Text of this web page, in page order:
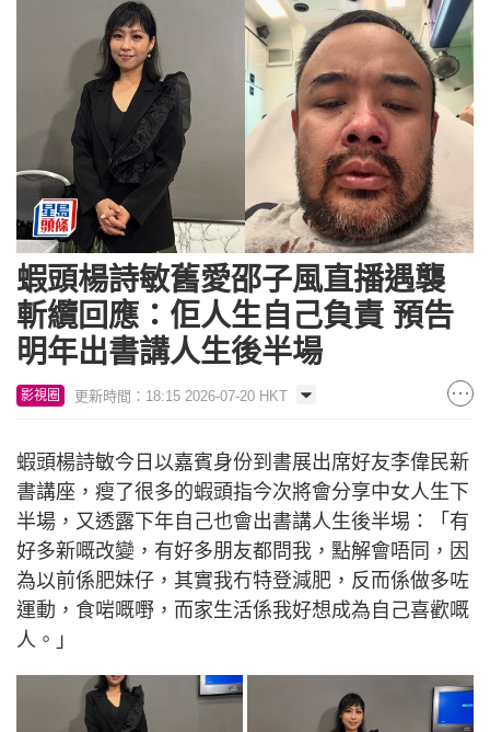
蝦頭楊詩敏舊愛邵子風直播遇襲
斬纜回應：佢人生自己負責 預告
明年出書講人生後半場
影視圈 更新時間：18:15 2026-07-20 HKT
蝦頭楊詩敏今日以嘉賓身份到書展出席好友李偉民新
書講座，瘦了很多的蝦頭指今次將會分享中女人生下
半場，又透露下年自己也會出書講人生後半埸：「有
好多新嘅改變，有好多朋友都問我，點解會唔同，因
為以前係肥妹仔，其實我冇特登減肥，反而係做多咗
運動，食啱嘅嘢，而家生活係我好想成為自己喜歡嘅
人。」